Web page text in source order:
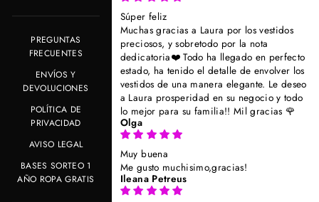
Súper feliz
Muchas gracias a Laura por los vestidos
preciosos, y sobretodo por la nota
dedicatoria❤️ Todo ha llegado en perfecto
estado, ha tenido el detalle de envolver los
vestidos de una manera elegante. Le deseo
a Laura prosperidad en su negocio y todo
lo mejor para su familia!! Mil gracias 🌹
Olga
Muy buena
Me gusto muchisimo,gracias!
Ileana Petreus
PREGUNTAS
FRECUENTES
ENVÍOS Y
DEVOLUCIONES
POLÍTICA DE
PRIVACIDAD
AVISO LEGAL
BASES SORTEO 1
AÑO ROPA GRATIS